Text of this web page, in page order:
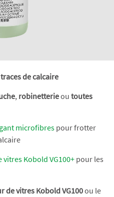
de calcaire
, robinetterieou toutes
gant microfibres pour frotter
vitres Kobold VG100+ pour les
de vitres Kobold VG100ou le